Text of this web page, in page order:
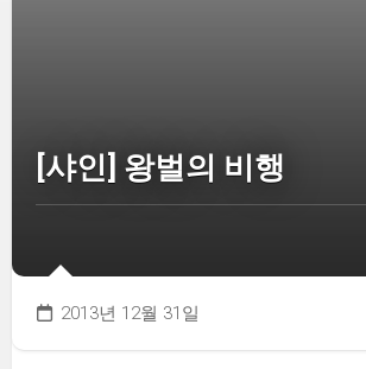
[샤인] 왕벌의 비행
2013년 12월 31일